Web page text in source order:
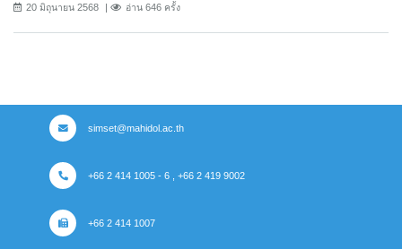
20 มิถุนายน 2568 อ่าน 646 ครั้ง
simset@mahidol.ac.th
+66 2 414 1005 - 6 , +66 2 419 9002
+66 2 414 1007